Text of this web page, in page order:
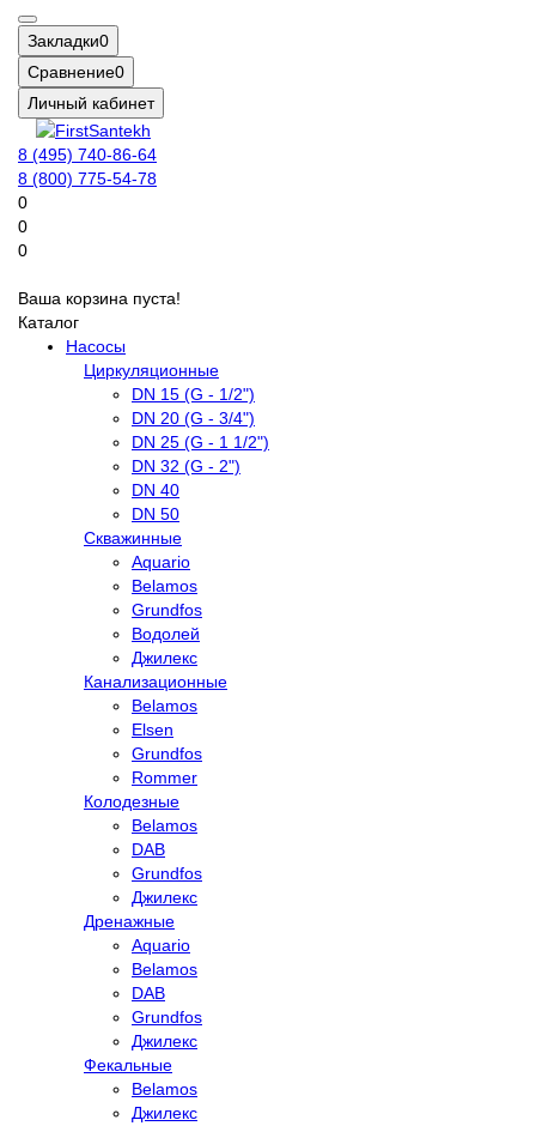
Закладки0
Сравнение0
Личный кабинет
8 (495) 740-86-64
8 (800) 775-54-78
0
0
0
Ваша корзина пуста!
Каталог
Насосы
Циркуляционные
DN 15 (G - 1/2")
DN 20 (G - 3/4")
DN 25 (G - 1 1/2")
DN 32 (G - 2")
DN 40
DN 50
Скважинные
Aquario
Belamos
Grundfos
Водолей
Джилекс
Канализационные
Belamos
Elsen
Grundfos
Rommer
Колодезные
Belamos
DAB
Grundfos
Джилекс
Дренажные
Aquario
Belamos
DAB
Grundfos
Джилекс
Фекальные
Belamos
Джилекс